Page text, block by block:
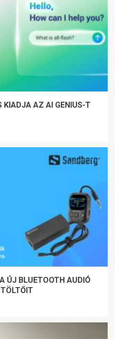
KIADJA AZ AI GENIUS-T
ÚJ BLUETOOTH AUDIÓ